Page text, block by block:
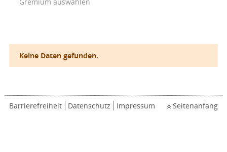
Keine Daten gefunden.
Barrierefreiheit Datenschutz Impressum Seitenanfang